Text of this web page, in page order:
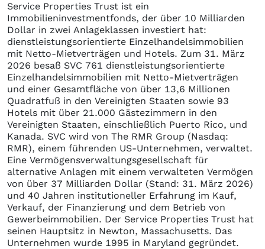
Service Properties Trust ist ein
Immobilieninvestmentfonds, der über 10 Milliarden
Dollar in zwei Anlageklassen investiert hat:
dienstleistungsorientierte Einzelhandelsimmobilien
mit Netto-Mietverträgen und Hotels. Zum 31. März
2026 besaß SVC 761 dienstleistungsorientierte
Einzelhandelsimmobilien mit Netto-Mietverträgen
und einer Gesamtfläche von über 13,6 Millionen
Quadratfuß in den Vereinigten Staaten sowie 93
Hotels mit über 21.000 Gästezimmern in den
Vereinigten Staaten, einschließlich Puerto Rico, und
Kanada. SVC wird von The RMR Group (Nasdaq:
RMR), einem führenden US-Unternehmen, verwaltet.
Eine Vermögensverwaltungsgesellschaft für
alternative Anlagen mit einem verwalteten Vermögen
von über 37 Milliarden Dollar (Stand: 31. März 2026)
und 40 Jahren institutioneller Erfahrung im Kauf,
Verkauf, der Finanzierung und dem Betrieb von
Gewerbeimmobilien. Der Service Properties Trust hat
seinen Hauptsitz in Newton, Massachusetts. Das
Unternehmen wurde 1995 in Maryland gegründet.